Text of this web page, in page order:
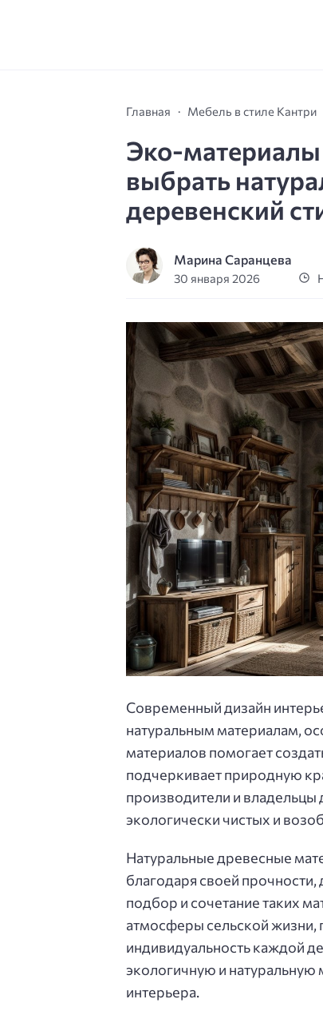
Главная Мебель в стиле Кантри
Эко-материалы
выбрать
деревенский
Марина Саранцева
30 января 2026
Современный дизайн
натуральным материалам,
материалов помогает
подчеркивает природную
производители и
экологически чистых и
Натуральные древесные
благодаря своей
подбор и сочетание таких
атмосферы сельской жизни,
индивидуальность каждой
экологичную и натуральную
интерьера.